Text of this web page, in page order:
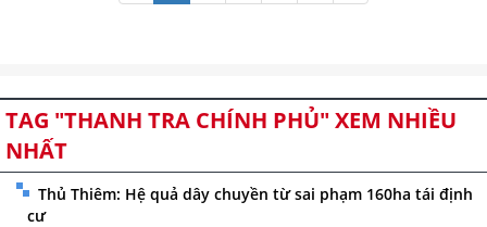
TAG "THANH TRA CHÍNH PHỦ" XEM NHIỀU
NHẤT
Thủ Thiêm: Hệ quả dây chuyền từ sai phạm 160ha tái định
cư